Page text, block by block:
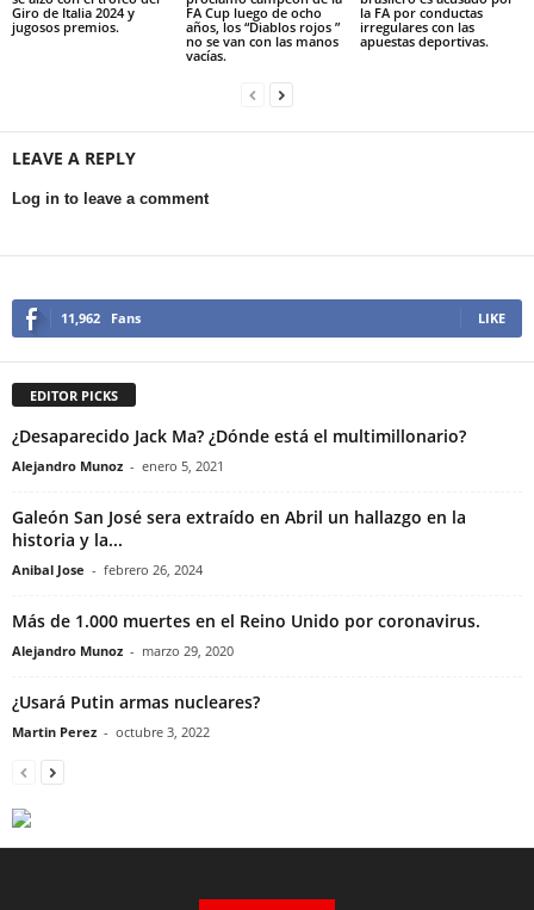
Giro de Italia 2024 y
jugosos premios.
FA Cup luego de ocho
años, los “Diablos rojos ”
no se van con las manos
vacías.
la FA por conductas
irregulares con las
apuestas deportivas.
LEAVE A REPLY
Log in to leave a comment
11,962 Fans LIKE
EDITOR PICKS
¿Desaparecido Jack Ma? ¿Dónde está el multimillonario?
Alejandro Munoz - enero 5, 2021
Galeón San José sera extraído en Abril un hallazgo en la
historia y la...
Anibal Jose - febrero 26, 2024
Más de 1.000 muertes en el Reino Unido por coronavirus.
Alejandro Munoz - marzo 29, 2020
¿Usará Putin armas nucleares?
Martin Perez - octubre 3, 2022